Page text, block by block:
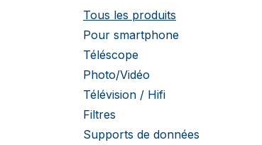
Tous les produits
Pour smartphone
Téléscope
Photo/Vidéo
Télévision / Hifi
Filtres
Supports de données